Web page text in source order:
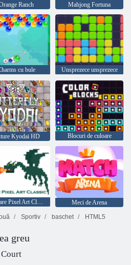
Ranch Mahjong Fortuna
cu bule Unsprezece unsprezece
Kyodai HD Blocuri de culoare
Culoare Pixel Art Classic
Meci de Arena
Sportiv baschet HTML5
greu